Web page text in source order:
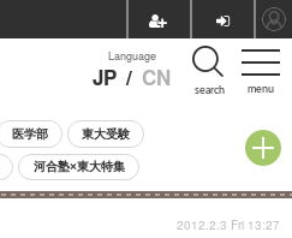
menu
Language
JP / CN search
医学部 東大受験
河合塾×東大特集
中学受験 小学校受験
2012.2.3 Fri 13:27